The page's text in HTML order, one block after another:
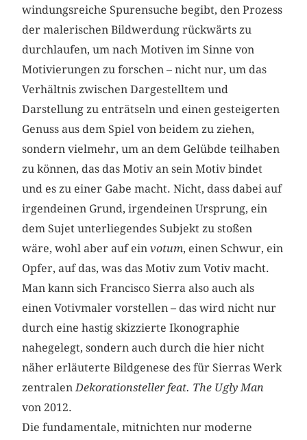
windungsreiche Spurensuche begibt, den Prozess
der malerischen Bildwerdung rückwärts zu
durchlaufen, um nach Motiven im Sinne von
Motivierungen zu forschen – nicht nur, um das
Verhältnis zwischen Dargestelltem und
Darstellung zu enträtseln und einen gesteigerten
Genuss aus dem Spiel von beidem zu ziehen,
sondern vielmehr, um an dem Gelübde teilhaben
zu können, das das Motiv an sein Motiv bindet
und es zu einer Gabe macht. Nicht, dass dabei auf
irgendeinen Grund, irgendeinen Ursprung, ein
dem Sujet unterliegendes Subjekt zu stoßen
wäre, wohl aber auf einvotum, einen Schwur, ein
Opfer, auf das, was das Motiv zum Votiv macht.
Man kann sich Francisco Sierra also auch als
einen Votivmaler vorstellen – das wird nicht nur
durch eine hastig skizzierte Ikonographie
nahegelegt, sondern auch durch die hier nicht
näher erläuterte Bildgenese des für Sierras Werk
zentralenDekorationsteller feat. The Ugly Man
von 2012.
Die fundamentale, mitnichten nur moderne